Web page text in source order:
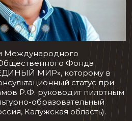
Международного
Фонда
МИР», которому в
статус при
Р.Ф. руководит пилотным
образовательный
Калужская область).